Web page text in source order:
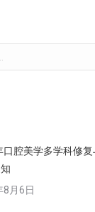
口腔美学多学科修
8月6日